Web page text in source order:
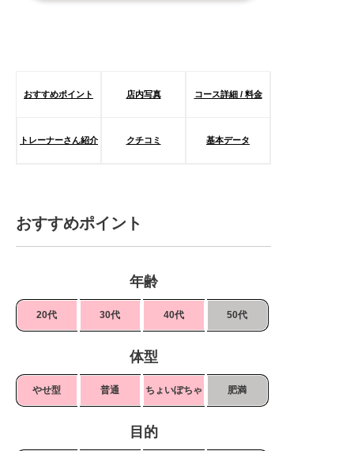
おすすめポイント 店内写真 コース詳細 / 料金
トレーナーさん紹介 クチコミ 基本データ
おすすめポイント
年齢
20代 30代 40代 50代
体型
やせ型 普通 ちょいぽちゃ 肥満
目的